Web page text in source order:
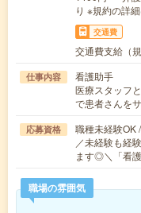
り ※規約の詳
交通費
交通費支給（規
仕事内容
看護助手
医療スタッフ
で患者さんを
応募資格
職種未経験OK
／未経験も経
ます◎＼「看
職場の雰囲気